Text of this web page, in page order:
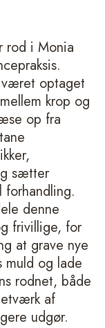
rod i Monia
optaget
krop og
op fra
sætter
denne
frivillige, for
at grave nye
muld og lade
rodnet, både
af
udgør.